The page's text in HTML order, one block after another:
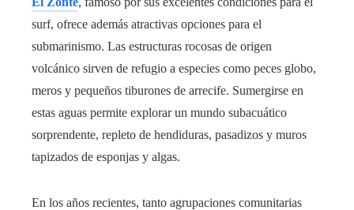
surf, ofrece además atractivas opciones para el
submarinismo. Las estructuras rocosas de origen
volcánico sirven de refugio a especies como peces globo,
meros y pequeños tiburones de arrecife. Sumergirse en
estas aguas permite explorar un mundo subacuático
sorprendente, repleto de hendiduras, pasadizos y muros
tapizados de esponjas y algas.
En los años recientes, tanto agrupaciones comunitarias